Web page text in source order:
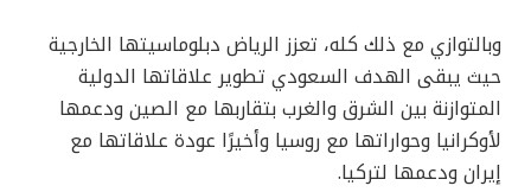
وبالتوازي مع ذلك كله، تعزز الرياض دبلوماسيتها الخارجية
حيث يبقى الهدف السعودي تطوير علاقاتها الدولية
المتوازنة بين الشرق والغرب بتقاربها مع الصين ودعمها
لأوكرانيا وحواراتها مع روسيا وأخيرًا عودة علاقاتها مع
إيران ودعمها لتركيا.